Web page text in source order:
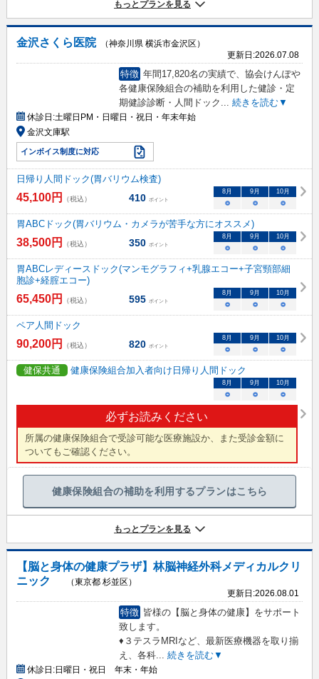
もっとプランを見る
金沢さくら医院
（神奈川県 横浜市金沢区）
更新日:2026.07.08
特徴 年間17,820名の実績で、協会けんぽや
各健康保険組合の補助を利用した健診・定
期健診診断・人間ドック
続きを読む▼
休診日:土曜日PM・日曜日・祝日・年末年始
金沢文庫駅
インボイス制度に対応
日帰り人間ドック(胃バリウム検査)
45,100円 （税込） 410 ポイント
8 月 9 月 10月
○ ○ ○
胃ABCドック(胃バリウム・カメラが苦手な方にオススメ)
38,500円 （税込） 350 ポイント
8 月 9 月 10月
○ ○ ○
胃ABCレディースドック(マンモグラフィ+乳腺エコー+子宮頸部細
胞診+経腟エコー)
65,450円 （税込） 595 ポイント
8 月 9 月 10月
○ ○ ○
ペア人間ドック
90,200円 （税込） 820 ポイント
8 月 9 月 10月
○ ○ ○
健保共通 健康保険組合加入者向け日帰り人間ドック
必ずお読みください
所属の健康保険組合で受診可能な医療施設か、また受診金額に
ついてもご確認ください。
8 月 9 月 10月
○ ○ ○
健康保険組合の補助を利用するプランはこちら
もっとプランを見る
【脳と身体の健康プラザ】林脳神経外科メディカルクリ
ニック
（東京都 杉並区）
更新日:2026.08.01
特徴 皆様の【脳と身体の健康】をサポート
致します。
♦︎３テスラMRIなど、最新医療機器を取り揃
え、各科... 続きを読む▼
休診日:日曜日・祝日 年末・年始